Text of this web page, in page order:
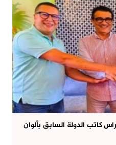
كاتب الدولة السابق بألوان